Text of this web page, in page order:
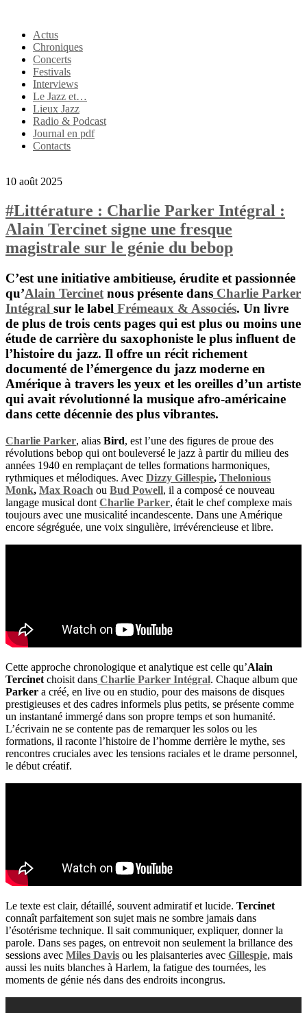
Actus
Chroniques
Concerts
Festivals
Interviews
Le Jazz et…
Lieux Jazz
Radio & Podcast
Journal en pdf
Contacts
10 août 2025
#Littérature : Charlie Parker Intégral :
Alain Tercinet signe une fresque
magistrale sur le génie du bebop
C’est une initiative ambitieuse, érudite et passionnée
qu’Alain Tercinet nous présente dans Charlie Parker
Intégral sur le label Frémeaux & Associés. Un livre
de plus de trois cents pages qui est plus ou moins une
étude de carrière du saxophoniste le plus influent de
l’histoire du jazz. Il offre un récit richement
documenté de l’émergence du jazz moderne en
Amérique à travers les yeux et les oreilles d’un artiste
qui avait révolutionné la musique afro-américaine
dans cette décennie des plus vibrantes.
Charlie Parker, alias Bird, est l’une des figures de proue des
révolutions bebop qui ont bouleversé le jazz à partir du milieu des
années 1940 en remplaçant de telles formations harmoniques,
rythmiques et mélodiques. Avec Dizzy Gillespie, Thelonious
Monk, Max Roach ou Bud Powell, il a composé ce nouveau
langage musical dont Charlie Parker, était le chef complexe mais
toujours avec une musicalité incandescente. Dans une Amérique
encore ségréguée, une voix singulière, irrévérencieuse et libre.
Cette approche chronologique et analytique est celle qu’Alain
Tercinet choisit dans Charlie Parker Intégral. Chaque album que
Parker a créé, en live ou en studio, pour des maisons de disques
prestigieuses et des cadres informels plus petits, se présente comme
un instantané immergé dans son propre temps et son humanité.
L’écrivain ne se contente pas de remarquer les solos ou les
formations, il raconte l’histoire de l’homme derrière le mythe, ses
rencontres cruciales avec les tensions raciales et le drame personnel,
le début créatif.
Le texte est clair, détaillé, souvent admiratif et lucide. Tercinet
connaît parfaitement son sujet mais ne sombre jamais dans
l’ésotérisme technique. Il sait communiquer, expliquer, donner la
parole. Dans ses pages, on entrevoit non seulement la brillance des
sessions avec Miles Davis ou les plaisanteries avec Gillespie, mais
aussi les nuits blanches à Harlem, la fatigue des tournées, les
moments de génie nés dans des endroits incongrus.